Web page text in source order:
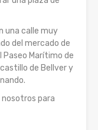
una calle muy
del mercado de
Marítimo de
de Bellver y
para